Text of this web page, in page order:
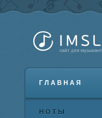
ГЛАВНАЯ
НОТЫ